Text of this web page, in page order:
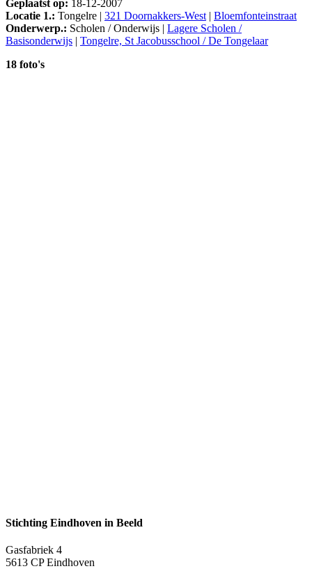
Geplaatst op: 18-12-2007
Locatie 1.: Tongelre | 321 Doornakkers-West | Bloemfonteinstraat
Onderwerp.: Scholen / Onderwijs | Lagere Scholen /
Basisonderwijs | Tongelre, St Jacobusschool / De Tongelaar
18 foto's
Stichting Eindhoven in Beeld
Gasfabriek 4
5613 CP Eindhoven